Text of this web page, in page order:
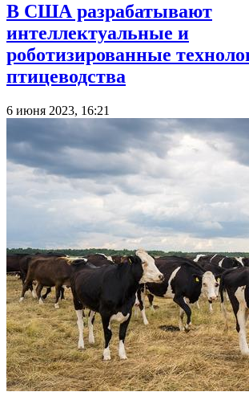
В США разрабатывают
интеллектуальные и
роботизированные
птицеводства
6 июня 2023, 16:21